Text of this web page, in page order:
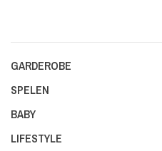
GARDEROBE
SPELEN
BABY
LIFESTYLE